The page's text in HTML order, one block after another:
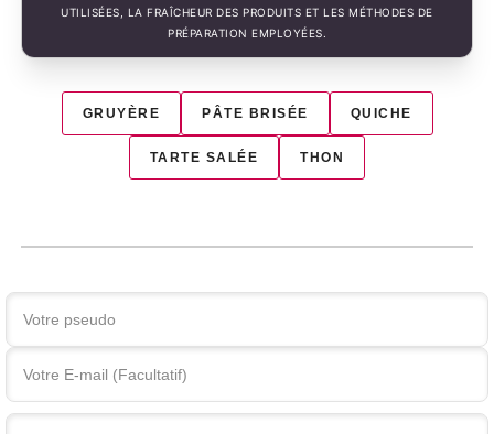
UTILISÉES, LA FRAÎCHEUR DES PRODUITS ET LES MÉTHODES DE
PRÉPARATION EMPLOYÉES.
GRUYÈRE PÂTE BRISÉE QUICHE
TARTE SALÉE THON
Votre commentaire